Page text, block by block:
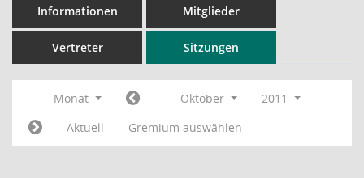
Informationen Mitglieder
Vertreter Sitzungen
Monat Oktober
2011
Aktuell
Gremium auswählen